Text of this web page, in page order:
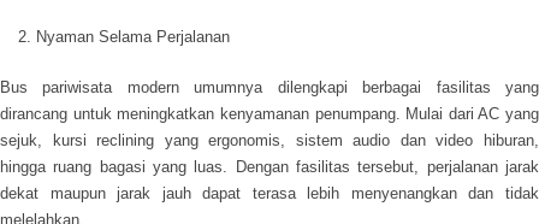
Nyaman Selama Perjalanan
Bus pariwisata modern umumnya dilengkapi berbagai fasilitas yang
dirancang untuk meningkatkan kenyamanan penumpang. Mulai dari AC yang
sejuk, kursi reclining yang ergonomis, sistem audio dan video hiburan,
hingga ruang bagasi yang luas. Dengan fasilitas tersebut, perjalanan jarak
dekat maupun jarak jauh dapat terasa lebih menyenangkan dan tidak
melelahkan.